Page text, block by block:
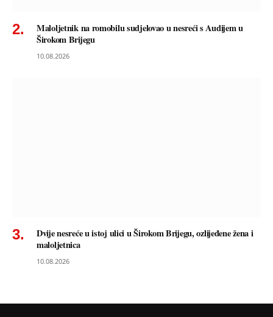
Maloljetnik na romobilu sudjelovao u nesreći s Audijem u
Širokom Brijegu
10.08.2026
Dvije nesreće u istoj ulici u Širokom Brijegu, ozlijeđene žena i
maloljetnica
10.08.2026